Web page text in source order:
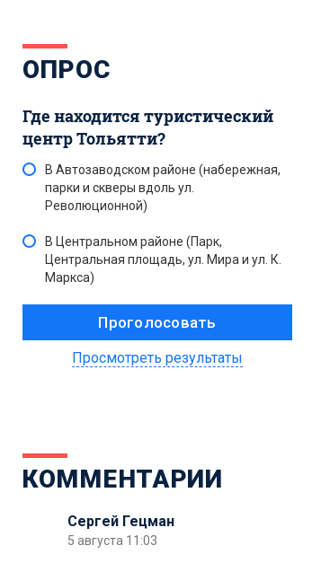
ОПРОС
Где находится туристический
центр Тольятти?
В Автозаводском районе (набережная,
парки и скверы вдоль ул.
Революционной)
В Центральном районе (Парк,
Центральная площадь, ул. Мира и ул. К.
Маркса)
Просмотреть результаты
КОММЕНТАРИИ
Сергей Гецман
5 августа 11:03